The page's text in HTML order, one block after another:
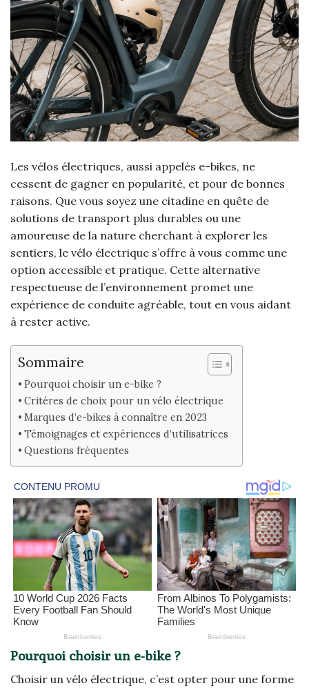
Les vélos électriques, aussi appelés e-bikes, ne
cessent de gagner en popularité, et pour de bonnes
raisons. Que vous soyez une citadine en quête de
solutions de transport plus durables ou une
amoureuse de la nature cherchant à explorer les
sentiers, le vélo électrique s’offre à vous comme une
option accessible et pratique. Cette alternative
respectueuse de l’environnement promet une
expérience de conduite agréable, tout en vous aidant
à rester active.
Sommaire
Pourquoi choisir un e-bike ?
Critères de choix pour un vélo électrique
Marques d’e-bikes à connaître en 2023
Témoignages et expériences d’utilisatrices
Questions fréquentes
Pourquoi choisir un e-bike ?
Choisir un vélo électrique, c’est opter pour une forme